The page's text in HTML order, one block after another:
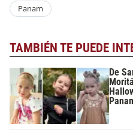
Panam
TAMBIÉN TE PUEDE
De